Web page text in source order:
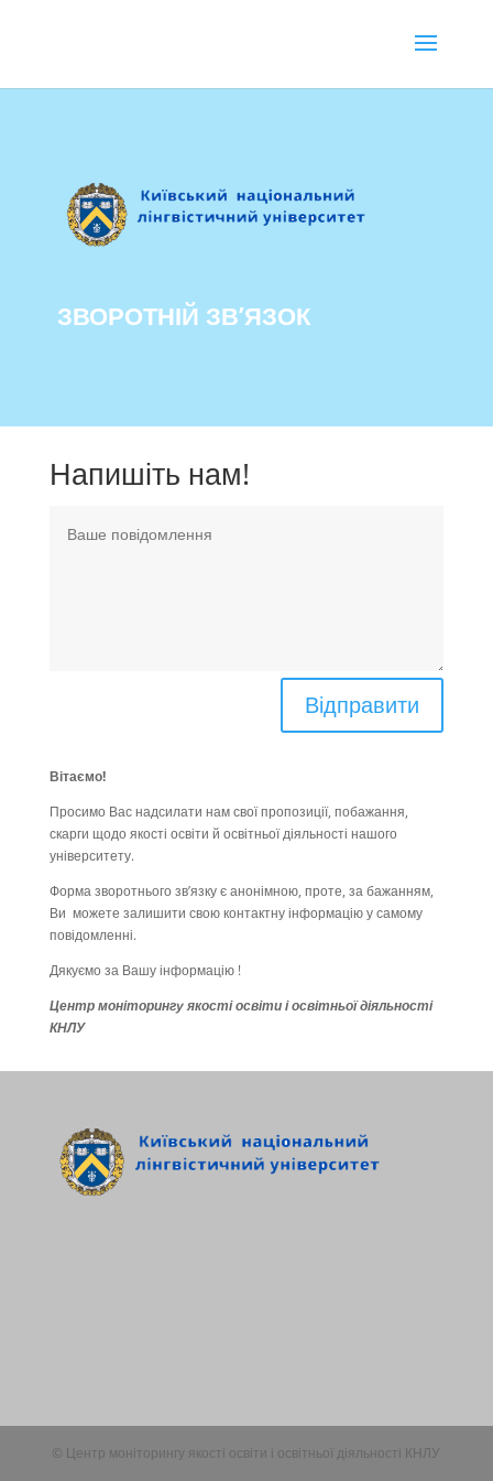
ЗВОРОТНІЙ ЗВ’ЯЗОК
Напишіть нам!
Відправити
Вітаємо!
Просимо Вас надсилати нам свої пропозиції, побажання,
скарги щодо якості освіти й освітньої діяльності нашого
університету.
Форма зворотнього зв’язку є анонімною, проте, за бажанням,
Ви можете залишити свою контактну інформацію у самому
повідомленні.
Дякуємо за Вашу інформацію !
Центр моніторингу якості освіти і освітньої діяльності
КНЛУ
© Центр моніторингу якості освіти і освітньої діяльності КНЛУ